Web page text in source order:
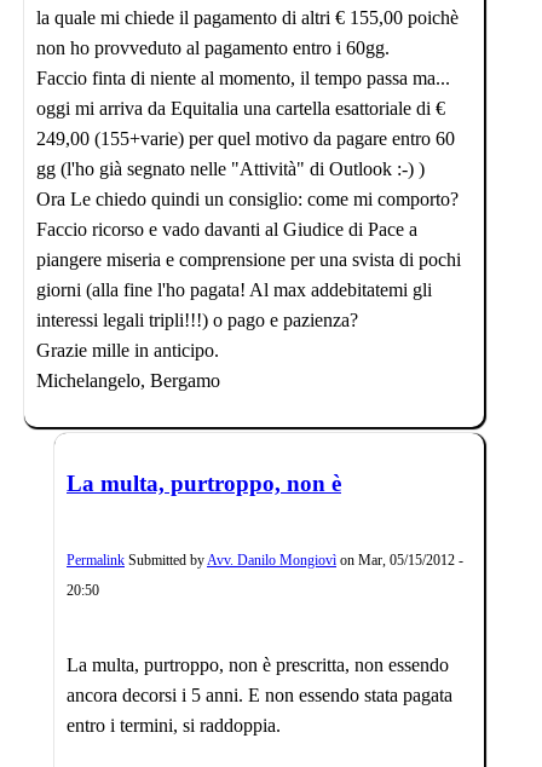
la quale mi chiede il pagamento di altri € 155,00 poichè
non ho provveduto al pagamento entro i 60gg.
Faccio finta di niente al momento, il tempo passa ma...
oggi mi arriva da Equitalia una cartella esattoriale di €
249,00 (155+varie) per quel motivo da pagare entro 60
gg (l'ho già segnato nelle "Attività" di Outlook :-) )
Ora Le chiedo quindi un consiglio: come mi comporto?
Faccio ricorso e vado davanti al Giudice di Pace a
piangere miseria e comprensione per una svista di pochi
giorni (alla fine l'ho pagata! Al max addebitatemi gli
interessi legali tripli!!!) o pago e pazienza?
Grazie mille in anticipo.
Michelangelo, Bergamo
La multa, purtroppo, non è
Permalink Submitted byAvv. Danilo Mongiovì on Mar, 05/15/2012 -
20:50
La multa, purtroppo, non è prescritta, non essendo
ancora decorsi i 5 anni. E non essendo stata pagata
entro i termini, si raddoppia.